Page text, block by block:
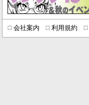
会社案内 利用規約